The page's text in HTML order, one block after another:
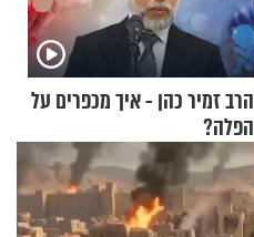
הרב זמיר כהן - איך מכפרים על
הפלה?